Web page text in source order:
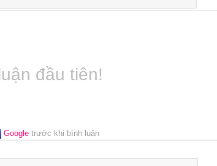
đầu tiên!
Google trước khi bình luận